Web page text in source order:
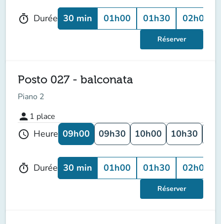
timer Durée 30 min 01h00 01h30 02h00
Réserver
Posto 027 - balconata
Piano 2
person 1 place
schedule Heure 09h00 09h30 10h00 10h30
timer Durée 30 min 01h00 01h30 02h00
Réserver